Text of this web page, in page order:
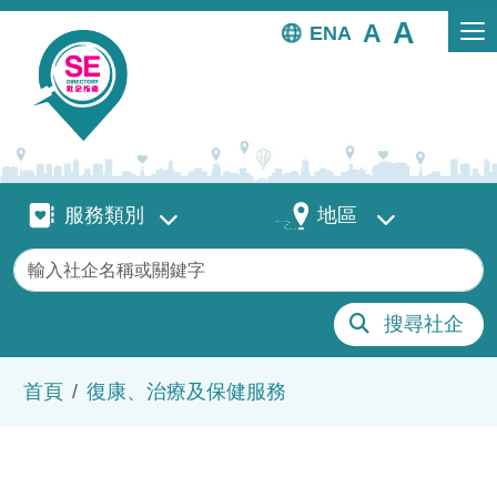
移至主內容
EN
服務類別服務類別 地區 地區
關鍵字
搜尋社企
首頁 復康、治療及保健服務